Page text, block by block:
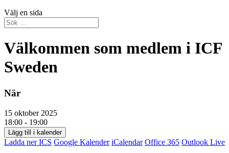
Välj en sida
Välkommen som medlem i ICF
Sweden
När
15 oktober 2025
18:00 - 19:00
Lägg till i kalender
Ladda ner ICS Google Kalender iCalendar Office 365 Outlook Live